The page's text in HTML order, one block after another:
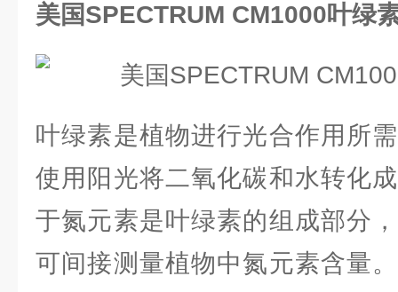
美国SPECTRUM CM1000叶绿
叶绿素是植物进行光合作用所
使用阳光将二氧化碳和水转化
于氮元素是叶绿素的组成部分
可间接测量植物中氮元素含量